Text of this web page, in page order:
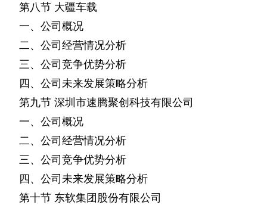
第八节 大疆车载
一、公司概况
二、公司经营情况分析
三、公司竞争优势分析
四、公司未来发展策略分析
第九节 深圳市速腾聚创科技有限公司
一、公司概况
二、公司经营情况分析
三、公司竞争优势分析
四、公司未来发展策略分析
第十节 东软集团股份有限公司